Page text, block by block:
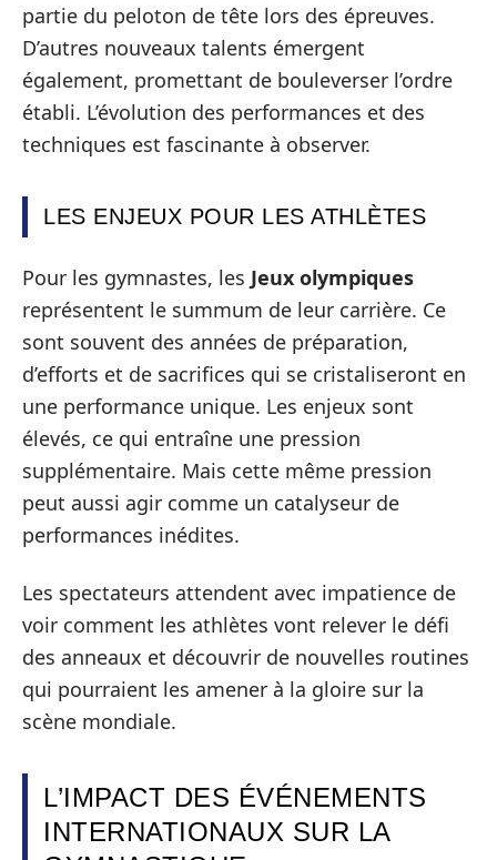
partie du peloton de tête lors des épreuves.
D’autres nouveaux talents émergent
également, promettant de bouleverser l’ordre
établi. L’évolution des performances et des
techniques est fascinante à observer.
LES ENJEUX POUR LES ATHLÈTES
Pour les gymnastes, les Jeux olympiques
représentent le summum de leur carrière. Ce
sont souvent des années de préparation,
d’efforts et de sacrifices qui se cristaliseront en
une performance unique. Les enjeux sont
élevés, ce qui entraîne une pression
supplémentaire. Mais cette même pression
peut aussi agir comme un catalyseur de
performances inédites.
Les spectateurs attendent avec impatience de
voir comment les athlètes vont relever le défi
des anneaux et découvrir de nouvelles routines
qui pourraient les amener à la gloire sur la
scène mondiale.
L’IMPACT DES ÉVÉNEMENTS
INTERNATIONAUX SUR LA